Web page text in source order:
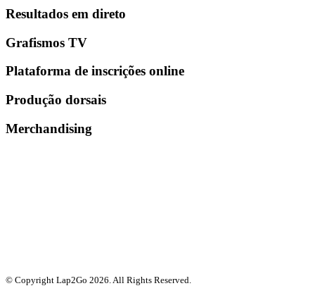
Resultados em direto
Grafismos TV
Plataforma de inscrições online
Produção dorsais
Merchandising
© Copyright Lap2Go 2026. All Rights Reserved.